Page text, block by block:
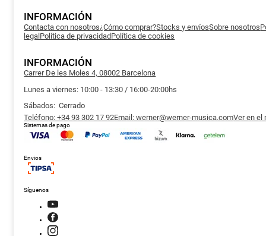
INFORMACIÓN
Contacta con nosotros¿Cómo comprar?Stocks y envíosSobre nosotros
legal Política de privacidadPolítica de cookies
INFORMACIÓN
Carrer De les Moles 4, 08002 Barcelona
Lunes a viernes: 10:00 - 13:30 / 16:00-20:00hs
Sábados: Cerrado
Teléfono: +34 93 302 17 92Email: werner@werner-musica.comVer en el
Sistemas de pago
Envios
Síguenos